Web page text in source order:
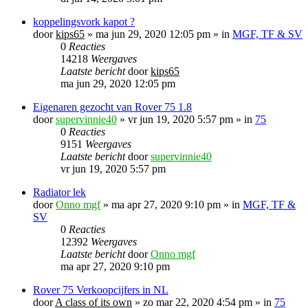
koppelingsvork kapot ?
doorkips65 » ma jun 29, 2020 12:05 pm » in MGF, TF & SV
0 Reacties
14218 Weergaves
Laatste berichtdoorkips65
ma jun 29, 2020 12:05 pm
Eigenaren gezocht van Rover 75 1.8
doorsupervinnie40 » vr jun 19, 2020 5:57 pm » in 75
0 Reacties
9151 Weergaves
Laatste berichtdoorsupervinnie40
vr jun 19, 2020 5:57 pm
Radiator lek
doorOnno mgf» ma apr 27, 2020 9:10 pm » in MGF, TF &
SV
0 Reacties
12392 Weergaves
Laatste berichtdoorOnno mgf
ma apr 27, 2020 9:10 pm
Rover 75 Verkoopcijfers in NL
doorA class of its own » zo mar 22, 2020 4:54 pm » in 75